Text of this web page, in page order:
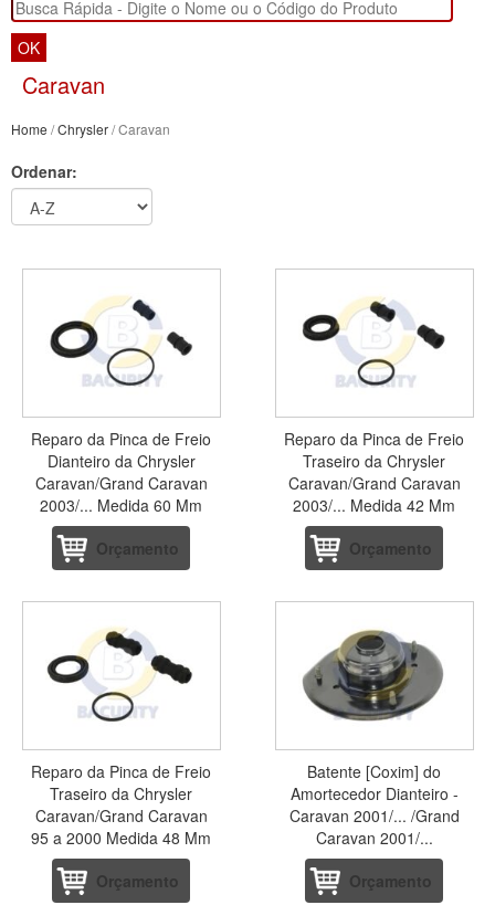
OK
Caravan
Home /Chrysler/ Caravan
Ordenar:
Reparo da Pinca de Freio
Dianteiro da Chrysler
Caravan/Grand Caravan
2003/... Medida 60 Mm
Orçamento
Reparo da Pinca de Freio
Traseiro da Chrysler
Caravan/Grand Caravan
2003/... Medida 42 Mm
Orçamento
Reparo da Pinca de Freio
Traseiro da Chrysler
Caravan/Grand Caravan
95 a 2000 Medida 48 Mm
Orçamento
Batente [Coxim] do
Amortecedor Dianteiro -
Caravan 2001/... /Grand
Caravan 2001/...
Orçamento